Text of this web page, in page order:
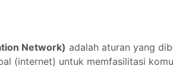
Network) adalah aturan yang
(internet) untuk memfasilitasi